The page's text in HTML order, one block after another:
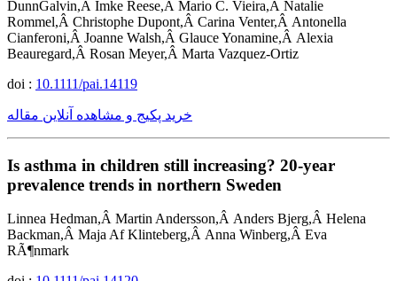
DunnGalvin,Â Imke Reese,Â Mario C. Vieira,Â Natalie
Rommel,Â Christophe Dupont,Â Carina Venter,Â Antonella
Cianferoni,Â Joanne Walsh,Â Glauce Yonamine,Â Alexia
Beauregard,Â Rosan Meyer,Â Marta Vazquez-Ortiz
doi : 10.1111/pai.14119
خرید پکیج و مشاهده آنلاین مقاله
Is asthma in children still increasing? 20-year
prevalence trends in northern Sweden
Linnea Hedman,Â Martin Andersson,Â Anders Bjerg,Â Helena
Backman,Â Maja Af Klinteberg,Â Anna Winberg,Â Eva
RÃ¶nmark